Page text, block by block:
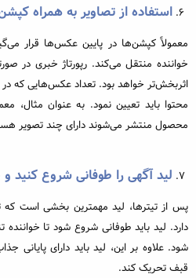
استفاده از تصاویر به همراه
معمولاً کپشن‌ها در پایین عکس‌ها قرار
خواننده منتقل می‌‌کند. رپورتاژ خبری در
اثربخش‌تر خواهد بود. تعداد عکس‌هایی که در
محتوا باید تعیین نمود. به عنوان مثال،
محصول منتشر می‌شوند دارای چند تصویر
لید آگهی را طوفانی شروع کنید و
پس از تیترها، لید مهمترین بخشی است که
دارد. لید باید طوفانی شروع شود تا
شود. علاوه بر این، لید باید دارای پایانی
قبف تحریک کند.